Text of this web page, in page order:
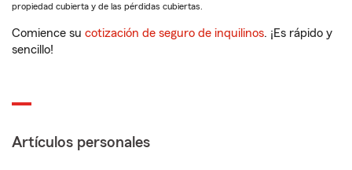
propiedad cubierta y de las pérdidas cubiertas.
Comience su cotización de seguro de inquilinos. ¡Es rápido y
sencillo!
Artículos personales